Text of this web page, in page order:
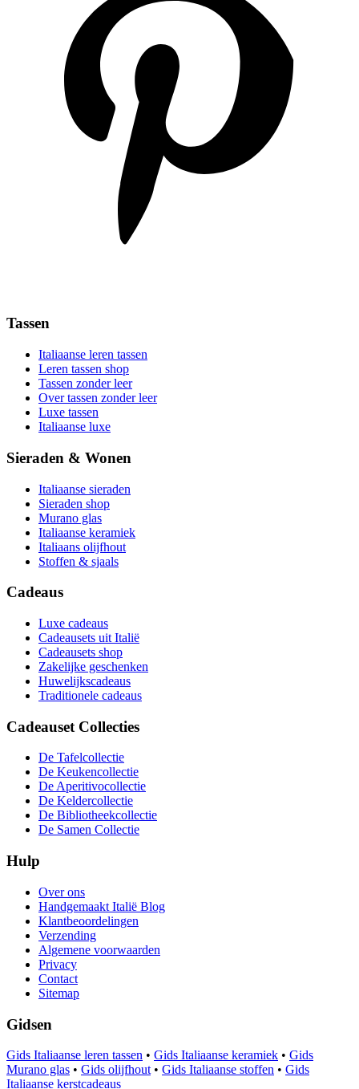
Tassen
Italiaanse leren tassen
Leren tassen shop
Tassen zonder leer
Over tassen zonder leer
Luxe tassen
Italiaanse luxe
Sieraden & Wonen
Italiaanse sieraden
Sieraden shop
Murano glas
Italiaanse keramiek
Italiaans olijfhout
Stoffen & sjaals
Cadeaus
Luxe cadeaus
Cadeausets uit Italië
Cadeausets shop
Zakelijke geschenken
Huwelijkscadeaus
Traditionele cadeaus
Cadeauset Collecties
De Tafelcollectie
De Keukencollectie
De Aperitivocollectie
De Keldercollectie
De Bibliotheekcollectie
De Samen Collectie
Hulp
Over ons
Handgemaakt Italië Blog
Klantbeoordelingen
Verzending
Algemene voorwaarden
Privacy
Contact
Sitemap
Gidsen
Gids Italiaanse leren tassen • Gids Italiaanse keramiek • Gids
Murano glas • Gids olijfhout • Gids Italiaanse stoffen • Gids
Italiaanse kerstcadeaus